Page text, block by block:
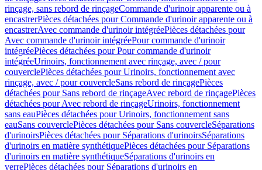
rinçage, sans rebord de rinçageCommande d'urinoir apparente ou à
encastrerPièces détachées pour Commande d'urinoir apparente ou à
encastrerAvec commande d'urinoir intégréePièces détachées pour
Avec commande d'urinoir intégréePour commande d'urinoir
intégréePièces détachées pour Pour commande d'urinoir
intégréeUrinoirs, fonctionnement avec rinçage, avec / pour
couverclePièces détachées pour Urinoirs, fonctionnement avec
rinçage, avec / pour couvercleSans rebord de rinçagePièces
détachées pour Sans rebord de rinçageAvec rebord de rinçagePièces
détachées pour Avec rebord de rinçageUrinoirs, fonctionnement
sans eauPièces détachées pour Urinoirs, fonctionnement sans
eauSans couverclePièces détachées pour Sans couvercleSéparations
d'urinoirsPièces détachées pour Séparations d'urinoirsSéparations
d'urinoirs en matière synthétiquePièces détachées pour Séparations
d'urinoirs en matière synthétiqueSéparations d'urinoirs en
verrePièces détachées pour Séparations d'urinoirs en